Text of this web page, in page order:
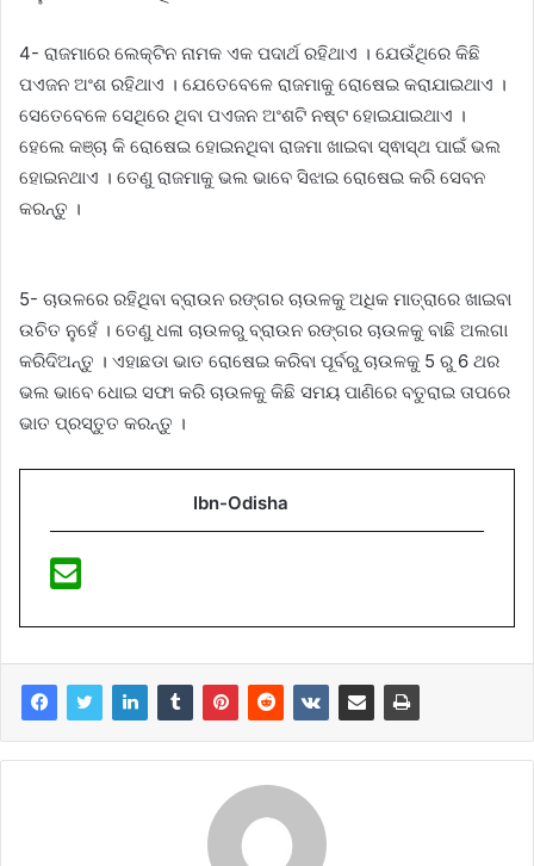
4- ରାଜମାରେ ଲେକ୍ଟିନ ନାମକ ଏକ ପଦାର୍ଥ ରହିଥାଏ । ଯେଉଁଥିରେ କିଛି
ପଏଜନ ଅଂଶ ରହିଥାଏ । ଯେତେବେଳେ ରାଜମାକୁ ରୋଷେଇ କରାଯାଇଥାଏ ।
ସେତେବେଳେ ସେଥିରେ ଥିବା ପଏଜନ ଅଂଶଟି ନଷ୍ଟ ହୋଇଯାଇଥାଏ ।
ହେଲେ କଞ୍ଚା କି ରୋଷେଇ ହୋଇନଥିବା ରାଜମା ଖାଇବା ସ୍ଵାସ୍ଥ ପାଇଁ ଭଲ
ହୋଇନଥାଏ । ତେଣୁ ରାଜମାକୁ ଭଲ ଭାବେ ସିଝାଇ ରୋଷେଇ କରି ସେବନ
କରନ୍ତୁ ।
5- ଚାଉଳରେ ରହିଥିବା ବ୍ରାଉନ ରଙ୍ଗର ଚାଉଳକୁ ଅଧିକ ମାତ୍ରାରେ ଖାଇବା
ଉଚିତ ନୁହେଁ । ତେଣୁ ଧଳା ଚାଉଳରୁ ବ୍ରାଉନ ରଙ୍ଗର ଚାଉଳକୁ ବାଛି ଅଲଗା
କରିଦିଅନ୍ତୁ । ଏହାଛଡା ଭାତ ରୋଷେଇ କରିବା ପୂର୍ବରୁ ଚାଉଳକୁ 5 ରୁ 6 ଥର
ଭଲ ଭାବେ ଧୋଇ ସଫା କରି ଚାଉଳକୁ କିଛି ସମୟ ପାଣିରେ ବତୁରାଇ ତାପରେ
ଭାତ ପ୍ରସ୍ତୁତ କରନ୍ତୁ ।
Ibn-Odisha